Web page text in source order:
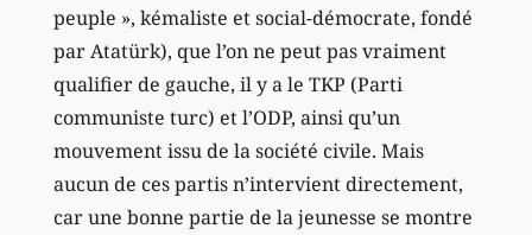
peuple », kémaliste et social-démocrate, fondé
par Atatürk), que l’on ne peut pas vraiment
qualifier de gauche, il y a le TKP (Parti
communiste turc) et l’ODP, ainsi qu’un
mouvement issu de la société civile. Mais
aucun de ces partis n’intervient directement,
car une bonne partie de la jeunesse se montre